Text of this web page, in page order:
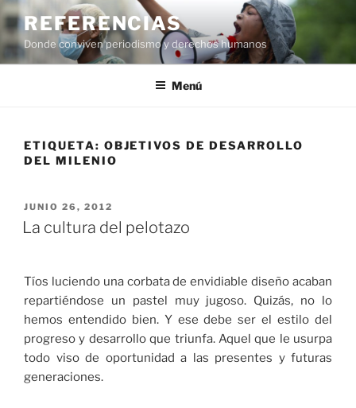
al
contenido
REFERENCIAS
Donde conviven periodismo y derechos humanos
Menú
ETIQUETA: OBJETIVOS DE DESARROLLO
DEL MILENIO
PUBLICADO
EL
JUNIO 26, 2012
La cultura del pelotazo
Tíos luciendo una corbata de envidiable diseño acaban
repartiéndose un pastel muy jugoso. Quizás, no lo
hemos entendido bien. Y ese debe ser el estilo del
progreso y desarrollo que triunfa. Aquel que le usurpa
todo viso de oportunidad a las presentes y futuras
generaciones.